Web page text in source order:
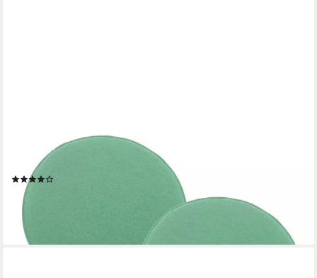
Sitzkissen Filz Sitzauflage Stuhlkissen Bankkissen abwaschbar,
Filzkissen eckig & rund I Indoor Outdoor I bequem & robust
ab 13,90 €
lieferbar - in 2-3 Werktagen bei dir